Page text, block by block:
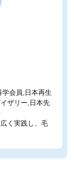
会員,日本再生
ザリー,日本先
く実践し、毛